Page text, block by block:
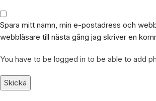
Spara mitt namn, min e-postadress och
webbläsare till nästa gång jag skriver en
You have to be logged in to be able to add